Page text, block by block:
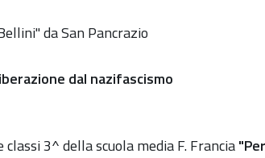
da San Pancrazio
dal nazifascismo
3^ della scuola media F. Francia"Per